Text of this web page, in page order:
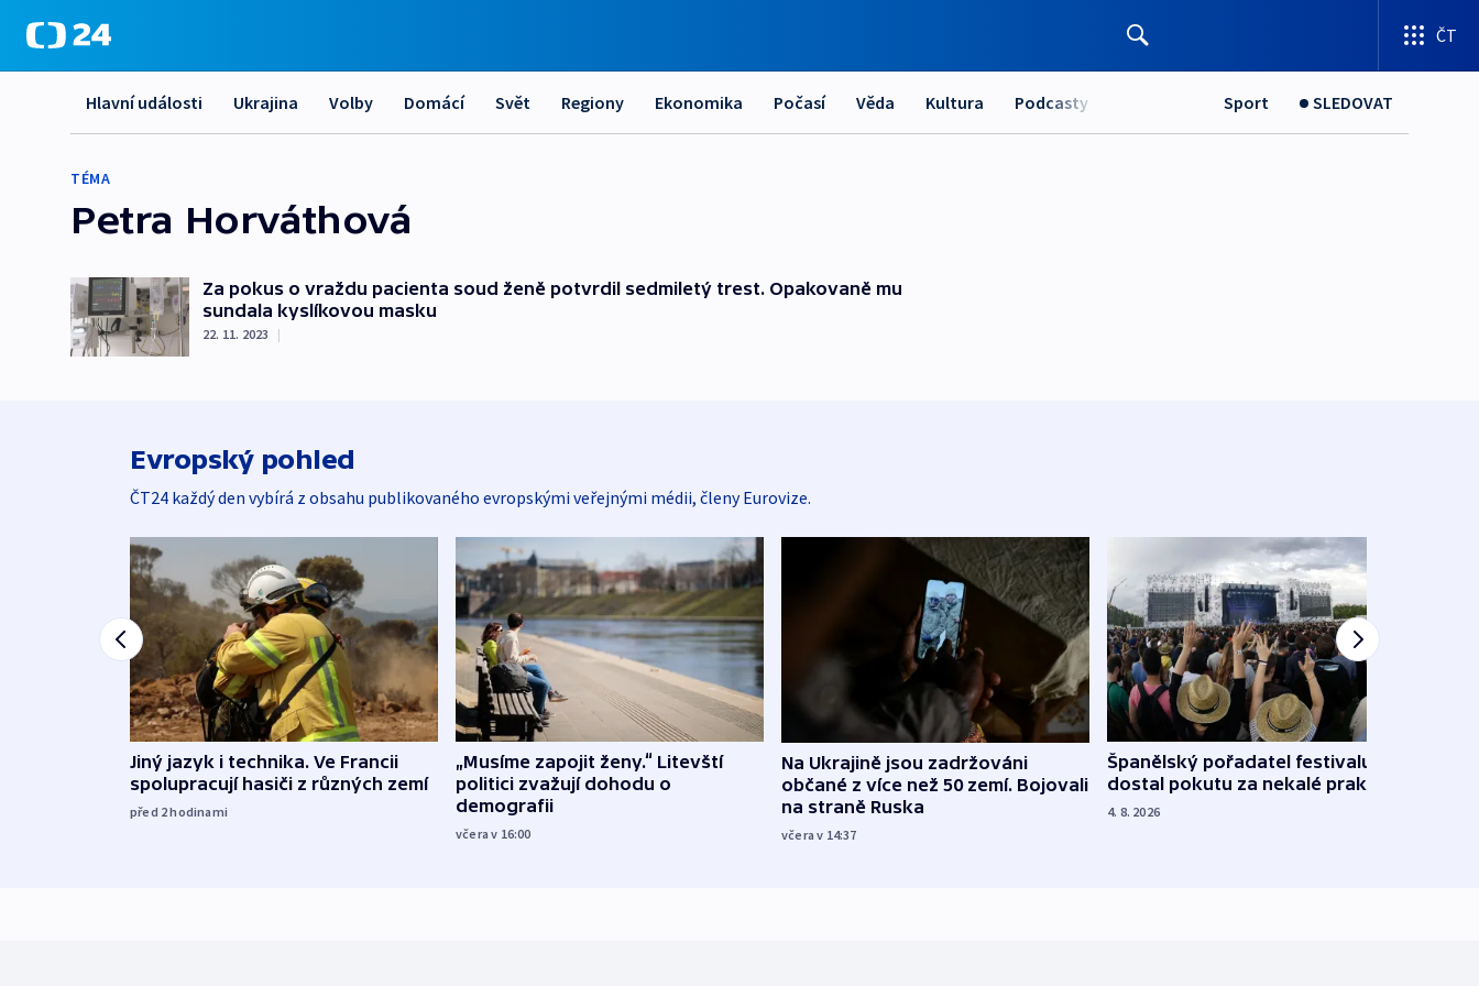
ČT
Hlavní události Ukrajina Volby Domácí Svět Regiony Ekonomika Počasí Věda Kultura Podcasty Sport SLEDOVAT
TÉMA
Petra Horváthová
Za pokus o vraždu pacienta soud ženě potvrdil sedmiletý trest. Opakovaně mu
sundala kyslíkovou masku
22. 11. 2023 |
Evropský pohled
ČT24 každý den vybírá z obsahu publikovaného evropskými veřejnými médii, členy Eurovize.
Jiný jazyk i technika. Ve Francii
spolupracují hasiči z různých zemí
před 2hodinami
„Musíme zapojit ženy.“ Litevští
politici zvažují dohodu o
demografii
včera v 16:00
Na Ukrajině jsou zadržováni
občané z více než 50 zemí. Bojovali
na straně Ruska
včera v 14:37
Španělský pořadatel festivalu
dostal pokutu za nekalé praktiky
4. 8. 2026